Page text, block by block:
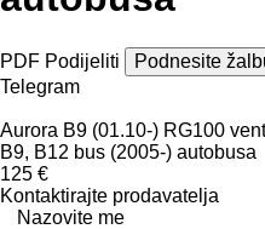
PDF Podijeliti Podnesite
Telegram
Aurora B9 (01.10-) RG100
B9, B12 bus (2005-) autobusa
125 €
Kontaktirajte prodavatelja
Nazovite me